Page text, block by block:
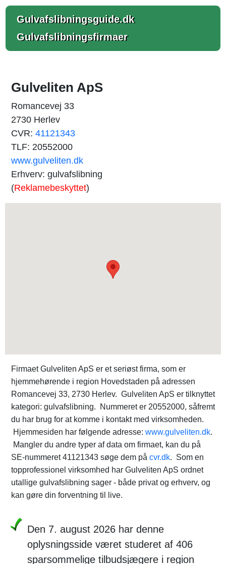
Gulvafslibningsguide.dk
Gulvafslibningsfirmaer
Gulveliten ApS
Romancevej 33
2730 Herlev
CVR: 41121343
TLF: 20552000
www.gulveliten.dk
Erhverv: gulvafslibning
(Reklamebeskyttet)
Firmaet Gulveliten ApS er et seriøst firma, som er
hjemmehørende i region Hovedstaden på adressen
Romancevej 33, 2730 Herlev. Gulveliten ApS er tilknyttet
kategori: gulvafslibning. Nummeret er 20552000, såfremt
du har brug for at komme i kontakt med virksomheden.
Hjemmesiden har følgende adresse: www.gulveliten.dk.
Mangler du andre typer af data om firmaet, kan du på
SE-nummeret 41121343 søge dem på cvr.dk. Som en
topprofessionel virksomhed har Gulveliten ApS ordnet
utallige gulvafslibning sager - både privat og erhverv, og
kan gøre din forventning til live.
Den 7. august 2026 har denne
oplysningsside været studeret af 406
sparsommelige tilbudsjægere i region